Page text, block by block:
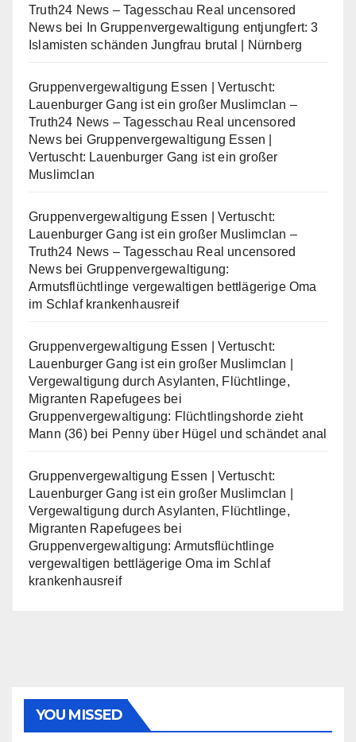
Truth24 News – Tagesschau Real uncensored
Newsbei
In Gruppenvergewaltigung entjungfert: 3
Islamisten schänden Jungfrau brutal | Nürnberg
Gruppenvergewaltigung Essen | Vertuscht:
Lauenburger Gang ist ein großer Muslimclan –
Truth24 News – Tagesschau Real uncensored
Newsbei Gruppenvergewaltigung Essen |
Vertuscht: Lauenburger Gang ist ein großer
Muslimclan
Gruppenvergewaltigung Essen | Vertuscht:
Lauenburger Gang ist ein großer Muslimclan –
Truth24 News – Tagesschau Real uncensored
Newsbei Gruppenvergewaltigung:
Armutsflüchtlinge vergewaltigen bettlägerige Oma
im Schlaf krankenhausreif
Gruppenvergewaltigung Essen | Vertuscht:
Lauenburger Gang ist ein großer Muslimclan |
Vergewaltigung durch Asylanten, Flüchtlinge,
Migranten Rapefugees bei
Gruppenvergewaltigung: Flüchtlingshorde zieht
Mann (36) bei Penny über Hügel und schändet anal
Gruppenvergewaltigung Essen | Vertuscht:
Lauenburger Gang ist ein großer Muslimclan |
Vergewaltigung durch Asylanten, Flüchtlinge,
Migranten Rapefugees bei
Gruppenvergewaltigung: Armutsflüchtlinge
vergewaltigen bettlägerige Oma im Schlaf
krankenhausreif
YOU MISSED